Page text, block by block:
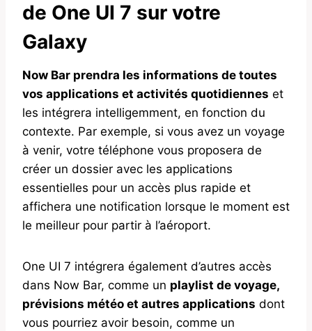
de One UI 7 sur votre
Galaxy
Now Bar prendra les informations de toutes
vos applications et activités quotidiennes et
les intégrera intelligemment, en fonction du
contexte. Par exemple, si vous avez un voyage
à venir, votre téléphone vous proposera de
créer un dossier avec les applications
essentielles pour un accès plus rapide et
affichera une notification lorsque le moment est
le meilleur pour partir à l’aéroport.
One UI 7 intégrera également d’autres accès
dans Now Bar, comme un playlist de voyage,
prévisions météo et autres applications dont
vous pourriez avoir besoin, comme un